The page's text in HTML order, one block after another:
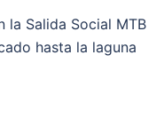
la Salida Social MTB
hasta la laguna